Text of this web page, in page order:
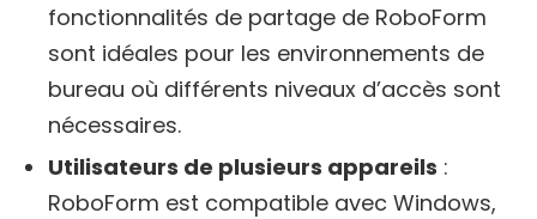
fonctionnalités de partage de RoboForm
sont idéales pour les environnements de
bureau où différents niveaux d’accès sont
nécessaires.
Utilisateurs de plusieurs appareils :
RoboForm est compatible avec Windows,